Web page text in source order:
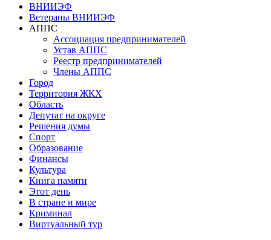
ВНИИЭФ
Ветераны ВНИИЭФ
АППС
Ассоциация предпринимателей
Устав АППС
Реестр предпринимателей
Члены АППС
Город
Территория ЖКХ
Область
Депутат на округе
Решения думы
Спорт
Образование
Финансы
Культура
Книга памяти
Этот день
В стране и мире
Криминал
Виртуальный тур